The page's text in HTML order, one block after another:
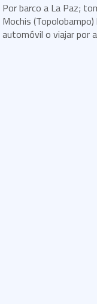
Por barco a La Paz;
Mochis
automóvil o viajar por